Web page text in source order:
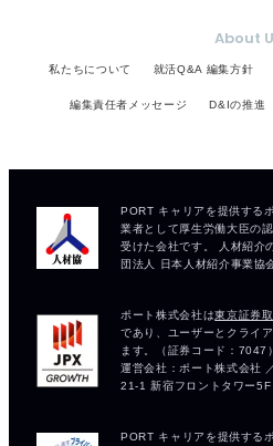
About
私たちについて 就活Q&A 編集方針
編集責任者メッセージ D&Iの推進